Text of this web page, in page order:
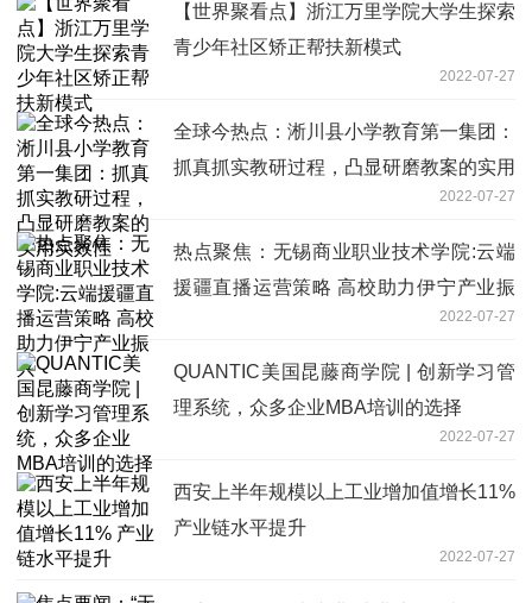
【世界聚看点】浙江万里学院大学生探索
青少年社区矫正帮扶新模式
2022-07-27
全球今热点：淅川县小学教育第一集团：
抓真抓实教研过程，凸显研磨教案的实用
2022-07-27
热点聚焦：无锡商业职业技术学院:云端
援疆直播运营策略 高校助力伊宁产业振
2022-07-27
QUANTIC美国昆藤商学院 | 创新学习管
理系统，众多企业MBA培训的选择
2022-07-27
西安上半年规模以上工业增加值增长11%
产业链水平提升
2022-07-27